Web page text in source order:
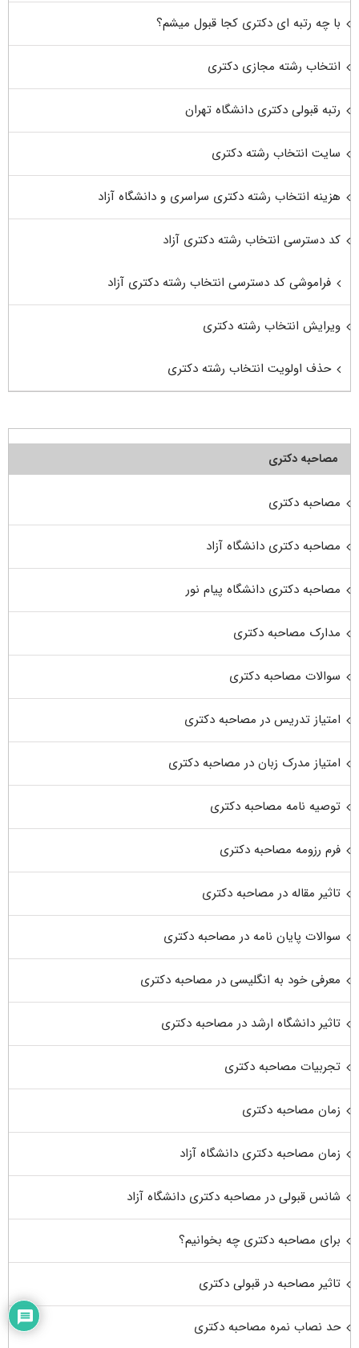
با چه رتبه ای دکتری کجا قبول میشم؟
انتخاب رشته مجازی دکتری
رتبه قبولی دکتری دانشگاه تهران
سایت انتخاب رشته دکتری
هزینه انتخاب رشته دکتری سراسری و دانشگاه آزاد
کد دسترسی انتخاب رشته دکتری آزاد
فراموشی کد دسترسی انتخاب رشته دکتری آزاد
ویرایش انتخاب رشته دکتری
حذف اولویت انتخاب رشته دکتری
مصاحبه دکتری
مصاحبه دکتری
مصاحبه دکتری دانشگاه آزاد
مصاحبه دکتری دانشگاه پیام نور
مدارک مصاحبه دکتری
سوالات مصاحبه دکتری
امتیاز تدریس در مصاحبه دکتری
امتیاز مدرک زبان در مصاحبه دکتری
توصیه نامه مصاحبه دکتری
فرم رزومه مصاحبه دکتری
تاثیر مقاله در مصاحبه دکتری
سوالات پایان نامه در مصاحبه دکتری
معرفی خود به انگلیسی در مصاحبه دکتری
تاثیر دانشگاه ارشد در مصاحبه دکتری
تجربیات مصاحبه دکتری
زمان مصاحبه دکتری
زمان مصاحبه دکتری دانشگاه آزاد
شانس قبولی در مصاحبه دکتری دانشگاه آزاد
برای مصاحبه دکتری چه بخوانیم؟
تاثیر مصاحبه در قبولی دکتری
حد نصاب نمره مصاحبه دکتری